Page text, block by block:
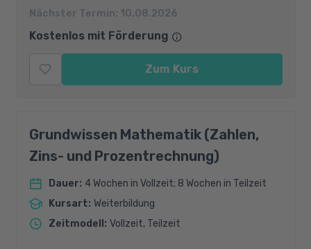
Nächster Termin: 10.08.2026
Kostenlos mit Förderung
Zum Kurs
Grundwissen Mathematik (Zahlen,
Zins- und Prozentrechnung)
Dauer: 4 Wochen in Vollzeit; 8 Wochen in Teilzeit
Kursart: Weiterbildung
Zeitmodell : Vollzeit, Teilzeit